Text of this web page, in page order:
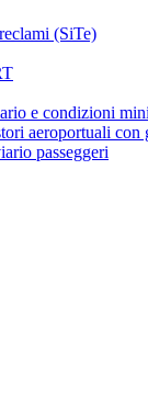
(SiTe)
e condizioni
aeroportuali con
passeggeri